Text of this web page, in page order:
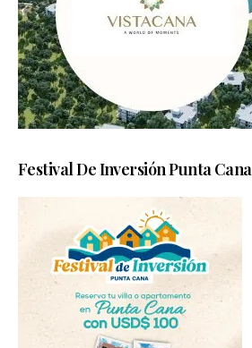
Festival De Inversión Punta Cana